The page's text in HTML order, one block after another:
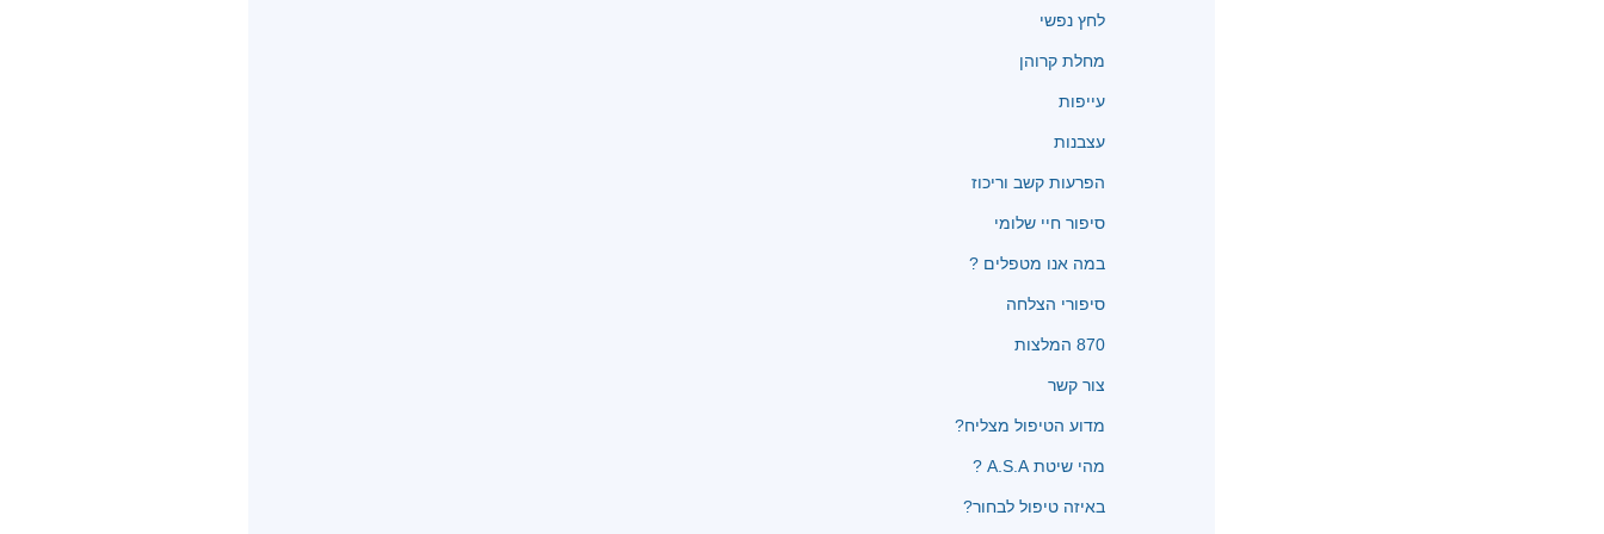
לחץ נפשי
מחלת קרוהן
עייפות
עצבנות
הפרעות קשב וריכוז
סיפור חיי שלומי
במה אנו מטפלים ?
סיפורי הצלחה
870 המלצות
צור קשר
מדוע הטיפול מצליח?
מהי שיטת A.S.A ?
באיזה טיפול לבחור?